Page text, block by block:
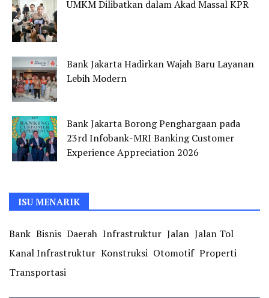
UMKM Dilibatkan dalam Akad Massal KPR
Bank Jakarta Hadirkan Wajah Baru Layanan
Lebih Modern
Bank Jakarta Borong Penghargaan pada
23rd Infobank-MRI Banking Customer
Experience Appreciation 2026
ISU MENARIK
Bank Bisnis Daerah Infrastruktur Jalan Jalan Tol
Kanal Infrastruktur Konstruksi Otomotif Properti
Transportasi